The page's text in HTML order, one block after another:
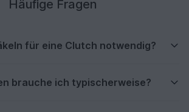
Häufige Fragen
für eine Clutch notwendig?
brauche ich typischerweise?